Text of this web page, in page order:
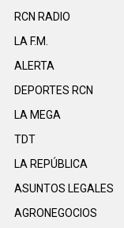
RCN RADIO
LA F.M.
ALERTA
DEPORTES RCN
LA MEGA
TDT
LA REPÚBLICA
ASUNTOS LEGALES
AGRONEGOCIOS